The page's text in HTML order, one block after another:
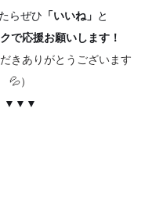
らぜひ 「いいね」 と
で応援お願いします！
きありがとうございます
💦）
▼▼▼